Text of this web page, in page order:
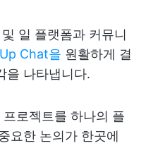
일 플랫폼과 커뮤니
Chat을 원활하게 결
을 나타냅니다.
로젝트를 하나의 플
요한 논의가 한곳에